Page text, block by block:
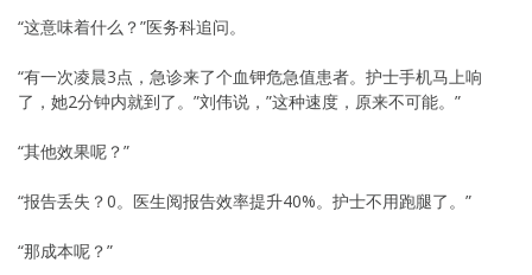
“这意味着什么？”医务科追问。
“有一次凌晨3点，急诊来了个血钾危急值患者。护士手机马上响
了，她2分钟内就到了。”刘伟说，”这种速度，原来不可能。”
“其他效果呢？”
“报告丢失？0。医生阅报告效率提升40%。护士不用跑腿了。”
“那成本呢？”